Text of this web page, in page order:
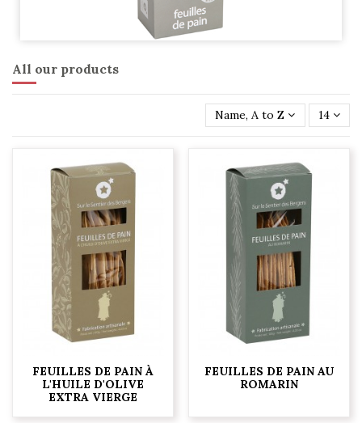
All our products
Name, A to Z 14
FEUILLES DE PAIN À
L'HUILE D'OLIVE
EXTRA VIERGE
FEUILLES DE PAIN AU
ROMARIN